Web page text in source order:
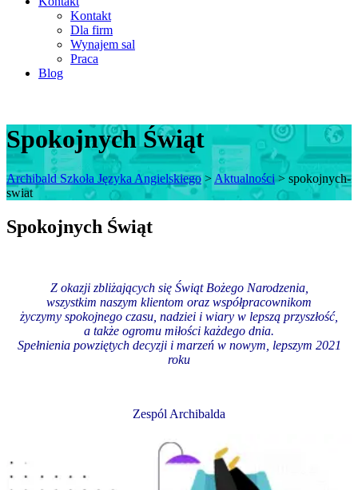
Kontakt
Dla firm
Wynajem sal
Praca
Blog
Spokojnych Świąt
Archibald Szkoła Języka Angielskiego > Aktualności > spokojnych-
swiat
Spokojnych Świąt
Z okazji zbliżających się Świąt Bożego Narodzenia,
wszystkim naszym klientom oraz współpracownikom
życzymy spokojnego czasu, nadziei i wiary w lepszą przyszłość,
a także ogromu miłości każdego dnia.
Spełnienia powziętych decyzji i marzeń w nowym, lepszym 2021
roku
Zespól Archibalda